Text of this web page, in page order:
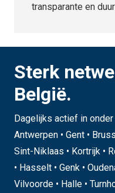
transparante en
Sterk
België.
Dagelijks actief in onder
Antwerpen • Gent •
Sint-Niklaas • Kortrijk •
• Hasselt • Genk •
Vilvoorde • Halle •